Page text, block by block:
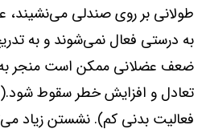
طولانی بر روی صندلی می‌نشیند،
به درستی فعال نمی‌شوند و به
ضعف عضلانی ممکن است منجر
تعادل و افزایش خطر سقوط
فعالیت بدنی کم). نشستن زیاد